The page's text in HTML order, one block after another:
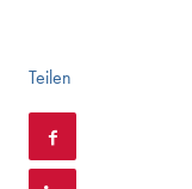
Teilen